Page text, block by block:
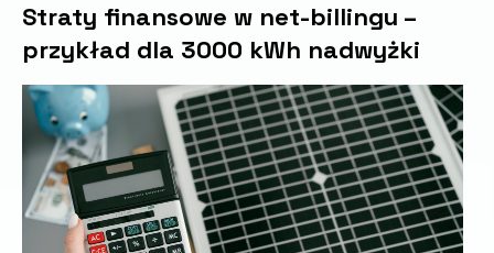
Straty finansowe w net-billingu –
przykład dla 3000 kWh nadwyżki